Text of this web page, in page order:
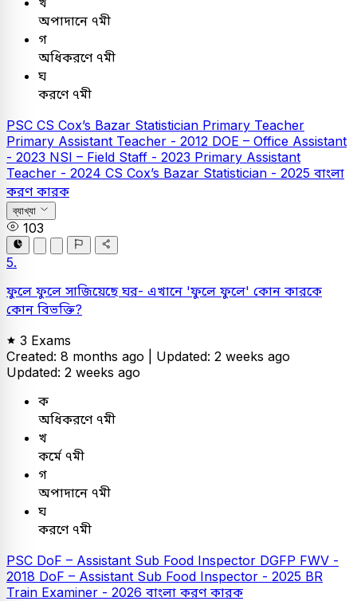
অপাদানে ৭মী
গ
অধিকরণে ৭মী
ঘ
করণে ৭মী
PSC CS Cox’s Bazar Statistician Primary Teacher
Primary Assistant Teacher - 2012 DOE – Office Assistant
- 2023 NSI – Field Staff - 2023 Primary Assistant
Teacher - 2024 CS Cox’s Bazar Statistician - 2025 বাংলা
করণ কারক
ব্যাখ্যা
103
5.
ফুলে ফুলে সাজিয়েছে ঘর- এখানে 'ফুলে ফুলে' কোন কারকে
কোন বিভক্তি?
3 Exams
Created: 8 months ago | Updated: 2 weeks ago
Updated: 2 weeks ago
ক
অধিকরণে ৭মী
খ
কর্মে ৭মী
গ
অপাদানে ৭মী
ঘ
করণে ৭মী
PSC DoF – Assistant Sub Food Inspector DGFP FWV -
2018 DoF – Assistant Sub Food Inspector - 2025 BR
Train Examiner - 2026 বাংলা করণ কারক